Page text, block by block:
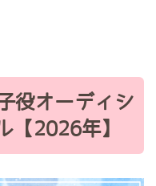
役オーディシ
【2026年】